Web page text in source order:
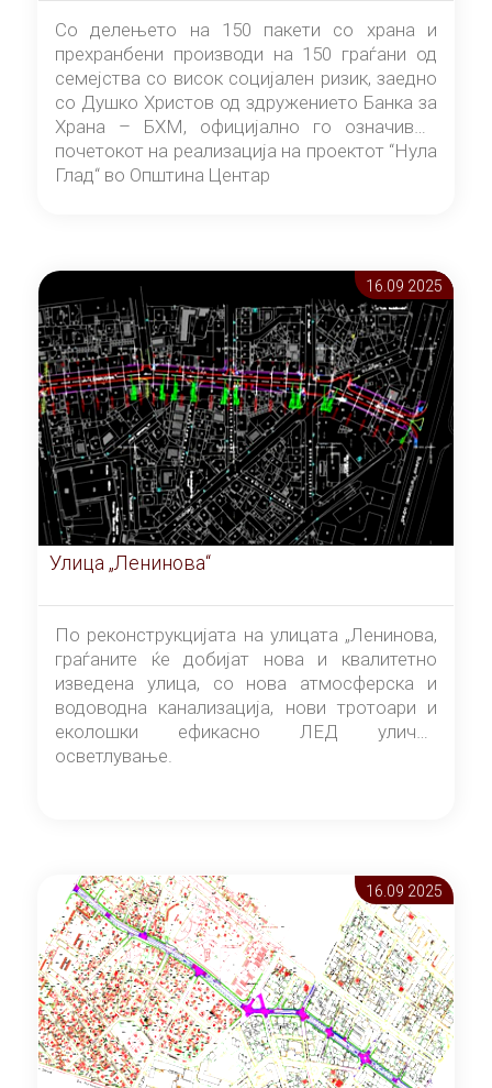
Со делењето на 150 пакети со храна и
прехранбени производи на 150 граѓани од
семејства со висок социјален ризик, заедно
со Душко Христов од здружението Банка за
Храна – БХМ, официјално го означивме
почетокот на реализација на проектот “Нула
Глад“ во Општина Центар
16.09 2025
Улица „Ленинова“
По реконструкцијата на улицата „Ленинова,
граѓаните ќе добијат нова и квалитетно
изведена улица, со нова атмосферска и
водоводна канализација, нови тротоари и
еколошки ефикасно ЛЕД улично
осветлување.
16.09 2025